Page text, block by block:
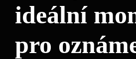
ideální
pro